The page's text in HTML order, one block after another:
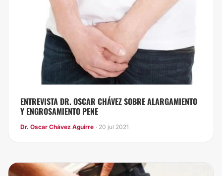
ENTREVISTA DR. OSCAR CHÁVEZ SOBRE ALARGAMIENTO
Y ENGROSAMIENTO PENE
Dr. Oscar Chávez Aguirre · 20 jul 2021